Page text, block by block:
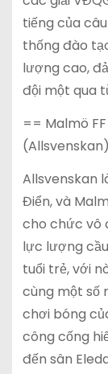
tiếng của
thống đào
lượng cao,
đội một qua
== Malmö
Allsvenskan
Điển, và
cho chức vô
lực lượng
tuổi trẻ, với
cùng một số
chơi bóng
công cống
đến sân